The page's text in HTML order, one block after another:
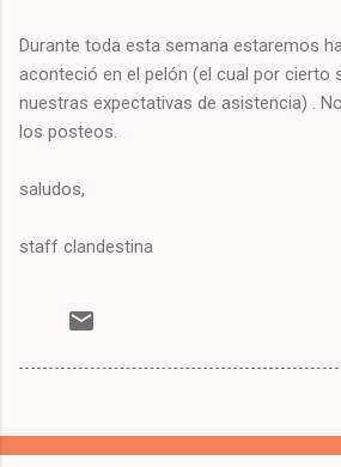
Durante toda esta semana estaremos
aconteció en el pelón (el cual por cierto
nuestras expectativas de asistencia) .
los posteos.
saludos,
staff clandestina